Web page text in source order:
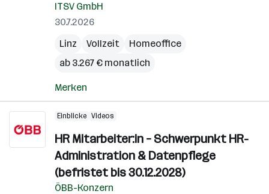
ITSV GmbH
30.7.2026
Linz
Vollzeit
Homeoffice
ab 3.267 € monatlich
Merken
Einblicke Videos
HR Mitarbeiter:in – Schwerpunkt HR-
Administration & Datenpflege
(befristet bis 30.12.2028)
ÖBB-Konzern